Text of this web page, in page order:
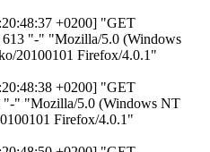
+0200] "GET
"-" "Mozilla/5.0 (Windows
20100101 Firefox/4.0.1"
+0200] "GET
"-" "Mozilla/5.0 (Windows NT
Firefox/4.0.1"